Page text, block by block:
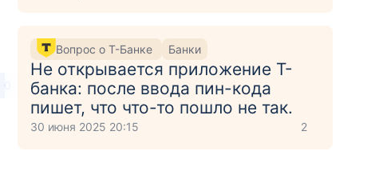
0
Вопрос о Т-Банке Банки
Не открывается приложение Т-
банка: после ввода пин-кода
пишет, что что-то пошло не так.
30 июня 2025 20:15 2